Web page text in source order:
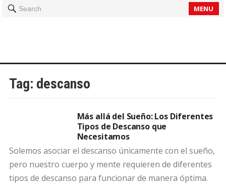
Search MENU
Tag: descanso
Más allá del Sueño: Los Diferentes
Tipos de Descanso que
Necesitamos
Solemos asociar el descanso únicamente con el sueño,
pero nuestro cuerpo y mente requieren de diferentes
tipos de descanso para funcionar de manera óptima.